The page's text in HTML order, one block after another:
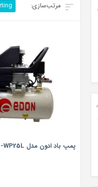
پمپ باد ادون مدل AC800-WP25L